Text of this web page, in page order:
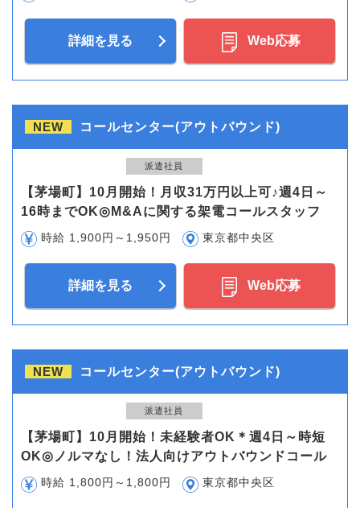
詳細を見る Web応募
NEW コールセンター(アウトバウンド)
派遣社員
【茅場町】10月開始！月収31万円以上可♪週4日～
16時までOK◎M&Aに関する架電コールスタッフ
時給 1,900円～1,950円 東京都中央区
詳細を見る Web応募
NEW コールセンター(アウトバウンド)
派遣社員
【茅場町】10月開始！未経験者OK＊週4日～時短
OK◎ノルマなし！法人向けアウトバウンドコール
時給 1,800円～1,800円 東京都中央区